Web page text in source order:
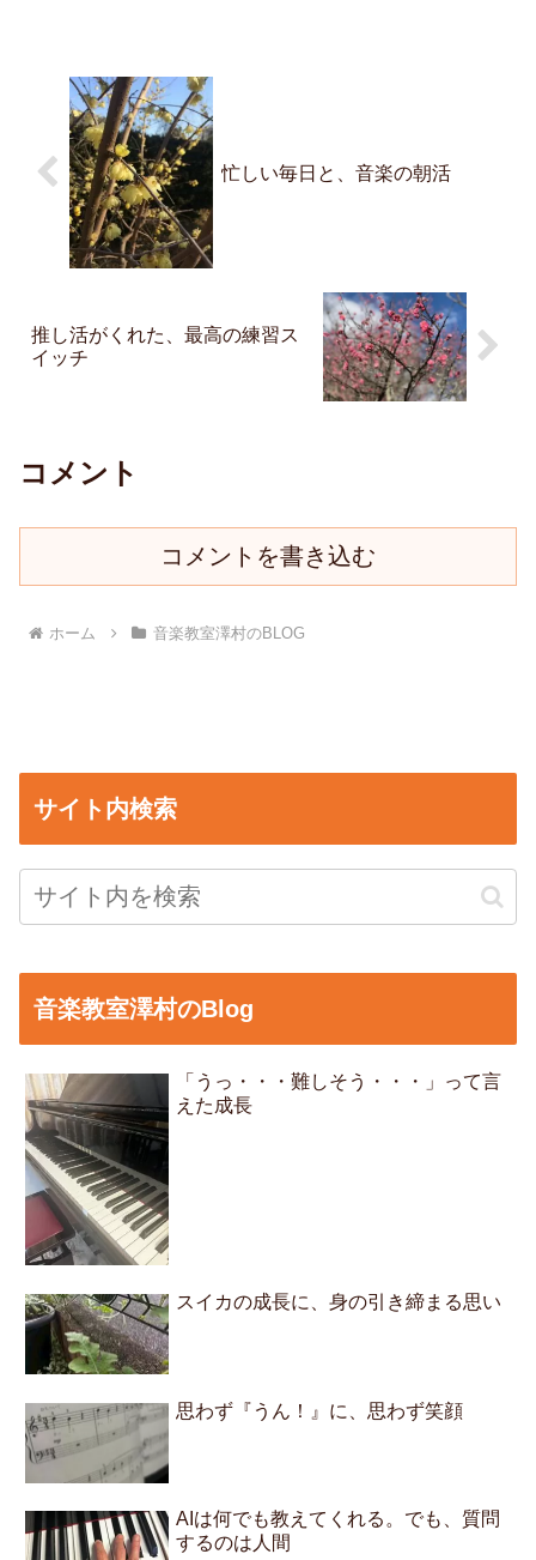
忙しい毎日と、音楽の朝活
推し活がくれた、最高の練習ス
イッチ
コメント
コメントを書き込む
ホーム 音楽教室澤村のBLOG
サイト内検索
音楽教室澤村のBlog
「うっ・・・難しそう・・・」って言
えた成長
スイカの成長に、身の引き締まる思い
思わず『うん！』に、思わず笑顔
AIは何でも教えてくれる。でも、質問
するのは人間